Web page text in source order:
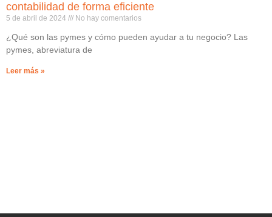
contabilidad de forma eficiente
5 de abril de 2024 No hay comentarios
¿Qué son las pymes y cómo pueden ayudar a tu negocio? Las
pymes, abreviatura de
Leer más »